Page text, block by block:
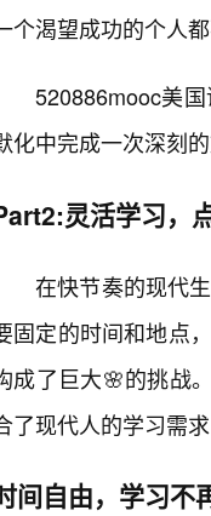
个渴望成功的个人
520886mooc美
化中完成一次深刻
灵活学习，
在快节奏的现代
固定的时间和地点
成了巨大🌸的挑战
了现代人的学习需
间自由，学习不